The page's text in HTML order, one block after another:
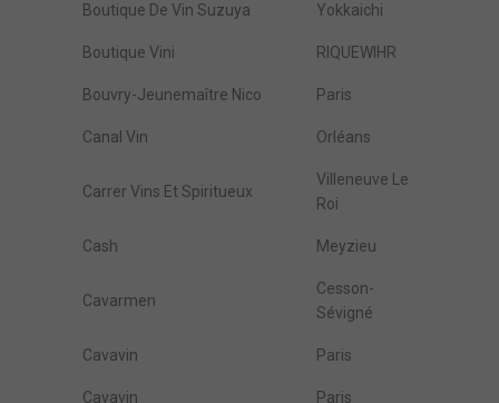
Boutique De Vin Suzuya Yokkaichi
Boutique Vini RIQUEWIHR
Bouvry-Jeunemaître Nico Paris
Canal Vin Orléans
Carrer Vins Et Spiritueux
Villeneuve Le
Roi
Cash Meyzieu
Cavarmen
Cesson-
Sévigné
Cavavin Paris
Cavavin Paris